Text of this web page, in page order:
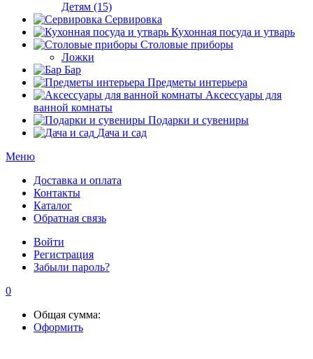
Детям (15)
Сервировка
Кухонная посуда и утварь
Столовые приборы
Ложки
Бар
Предметы интерьера
Аксессуары для
ванной комнаты
Подарки и сувениры
Дача и сад
Меню
Доставка и оплата
Контакты
Каталог
Обратная связь
Войти
Регистрация
Забыли пароль?
0
Общая сумма:
Оформить